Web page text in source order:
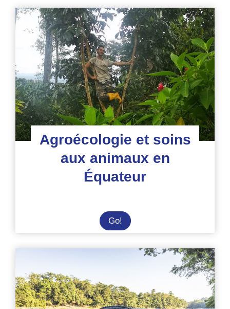
Amazonie
équatorienne
dans
refuge
d’animaux
Agroécologie et soins
aux animaux en
Équateur
Go!Agroécologie
et
soins
en
Équateur